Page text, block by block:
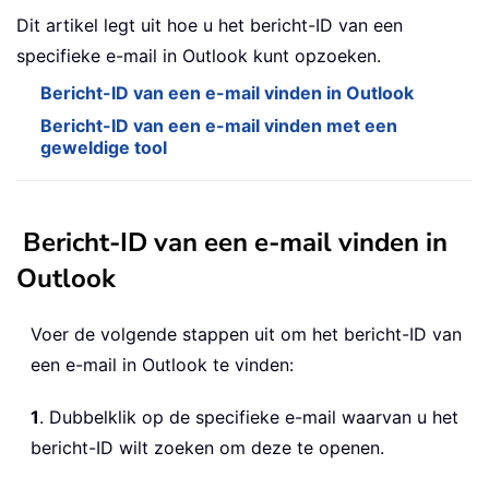
Dit artikel legt uit hoe u het bericht-ID van een
specifieke e-mail in Outlook kunt opzoeken.
Bericht-ID van een e-mail vinden in Outlook
Bericht-ID van een e-mail vinden met een
geweldige tool
Bericht-ID van een e-mail vinden in
Outlook
Voer de volgende stappen uit om het bericht-ID van
een e-mail in Outlook te vinden:
1. Dubbelklik op de specifieke e-mail waarvan u het
bericht-ID wilt zoeken om deze te openen.